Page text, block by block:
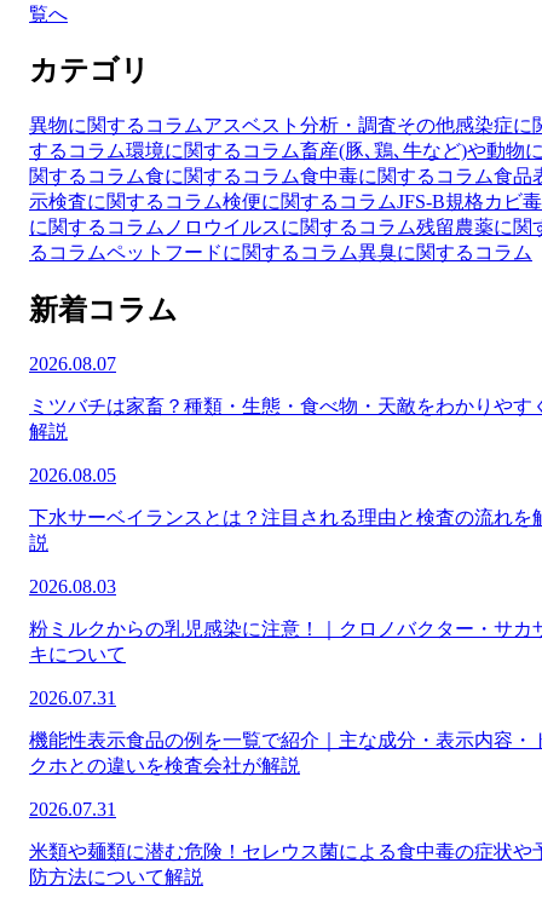
覧へ
カテゴリ
異物に関するコラムアスベスト分析・調査その他感染症に
するコラム環境に関するコラム畜産(豚､鶏､牛など)や動物
関するコラム食に関するコラム食中毒に関するコラム食品
示検査に関するコラム検便に関するコラムJFS-B規格カビ毒
に関するコラム ノロウイルスに関するコラム残留農薬に関
るコラムペットフードに関するコラム異臭に関するコラム
新着コラム
2026.08.07
ミツバチは家畜？種類・生態・食べ物・天敵をわかりやす
解説
2026.08.05
下水サーベイランスとは？注目される理由と検査の流れを
説
2026.08.03
粉ミルクからの乳児感染に注意！｜クロノバクター・サカ
キについて
2026.07.31
機能性表示食品の例を一覧で紹介｜主な成分・表示内容・
クホとの違いを検査会社が解説
2026.07.31
米類や麺類に潜む危険！セレウス菌による食中毒の症状や
防方法について解説